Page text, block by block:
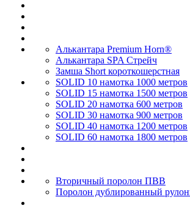
Алькантара Premium Horn®
Алькантара SPA Стрейч
Замша Short короткошерстная
SOLID 10 намотка 1000 метров
SOLID 15 намотка 1500 метров
SOLID 20 намотка 600 метров
SOLID 30 намотка 900 метров
SOLID 40 намотка 1200 метров
SOLID 60 намотка 1800 метров
Вторичный поролон ПВВ
Поролон дублированный